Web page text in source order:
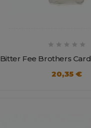
    
Bitter Fee Brothers
20,35 €